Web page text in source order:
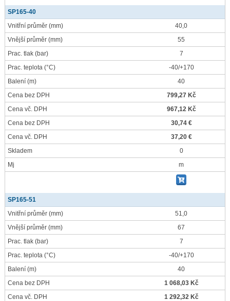
SP165-40
Vnitřní průměr (mm)
40,0
Vnější průměr (mm)
55
Prac. tlak (bar)
7
Prac. teplota (°C)
-40/+170
Balení (m)
40
Cena bez DPH
799,27 Kč
Cena vč. DPH
967,12 Kč
Cena bez DPH
30,74 €
Cena vč. DPH
37,20 €
Skladem
0
Mj
m
SP165-51
Vnitřní průměr (mm)
51,0
Vnější průměr (mm)
67
Prac. tlak (bar)
7
Prac. teplota (°C)
-40/+170
Balení (m)
40
Cena bez DPH
1 068,03 Kč
Cena vč. DPH
1 292,32 Kč